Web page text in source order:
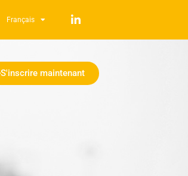
Français
S'inscrire maintenant